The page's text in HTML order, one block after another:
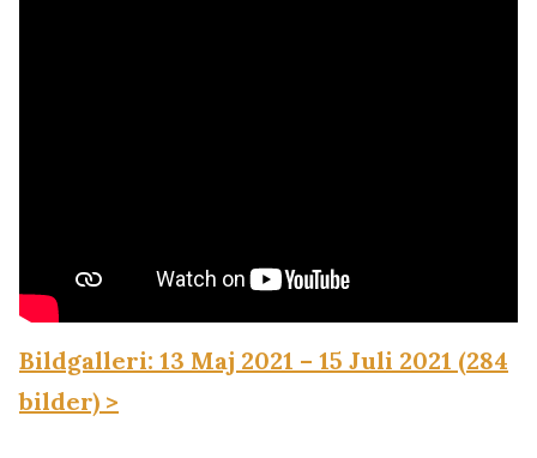
Bildgalleri: 13 Maj 2021 – 15 Juli 2021 (284
bilder) >